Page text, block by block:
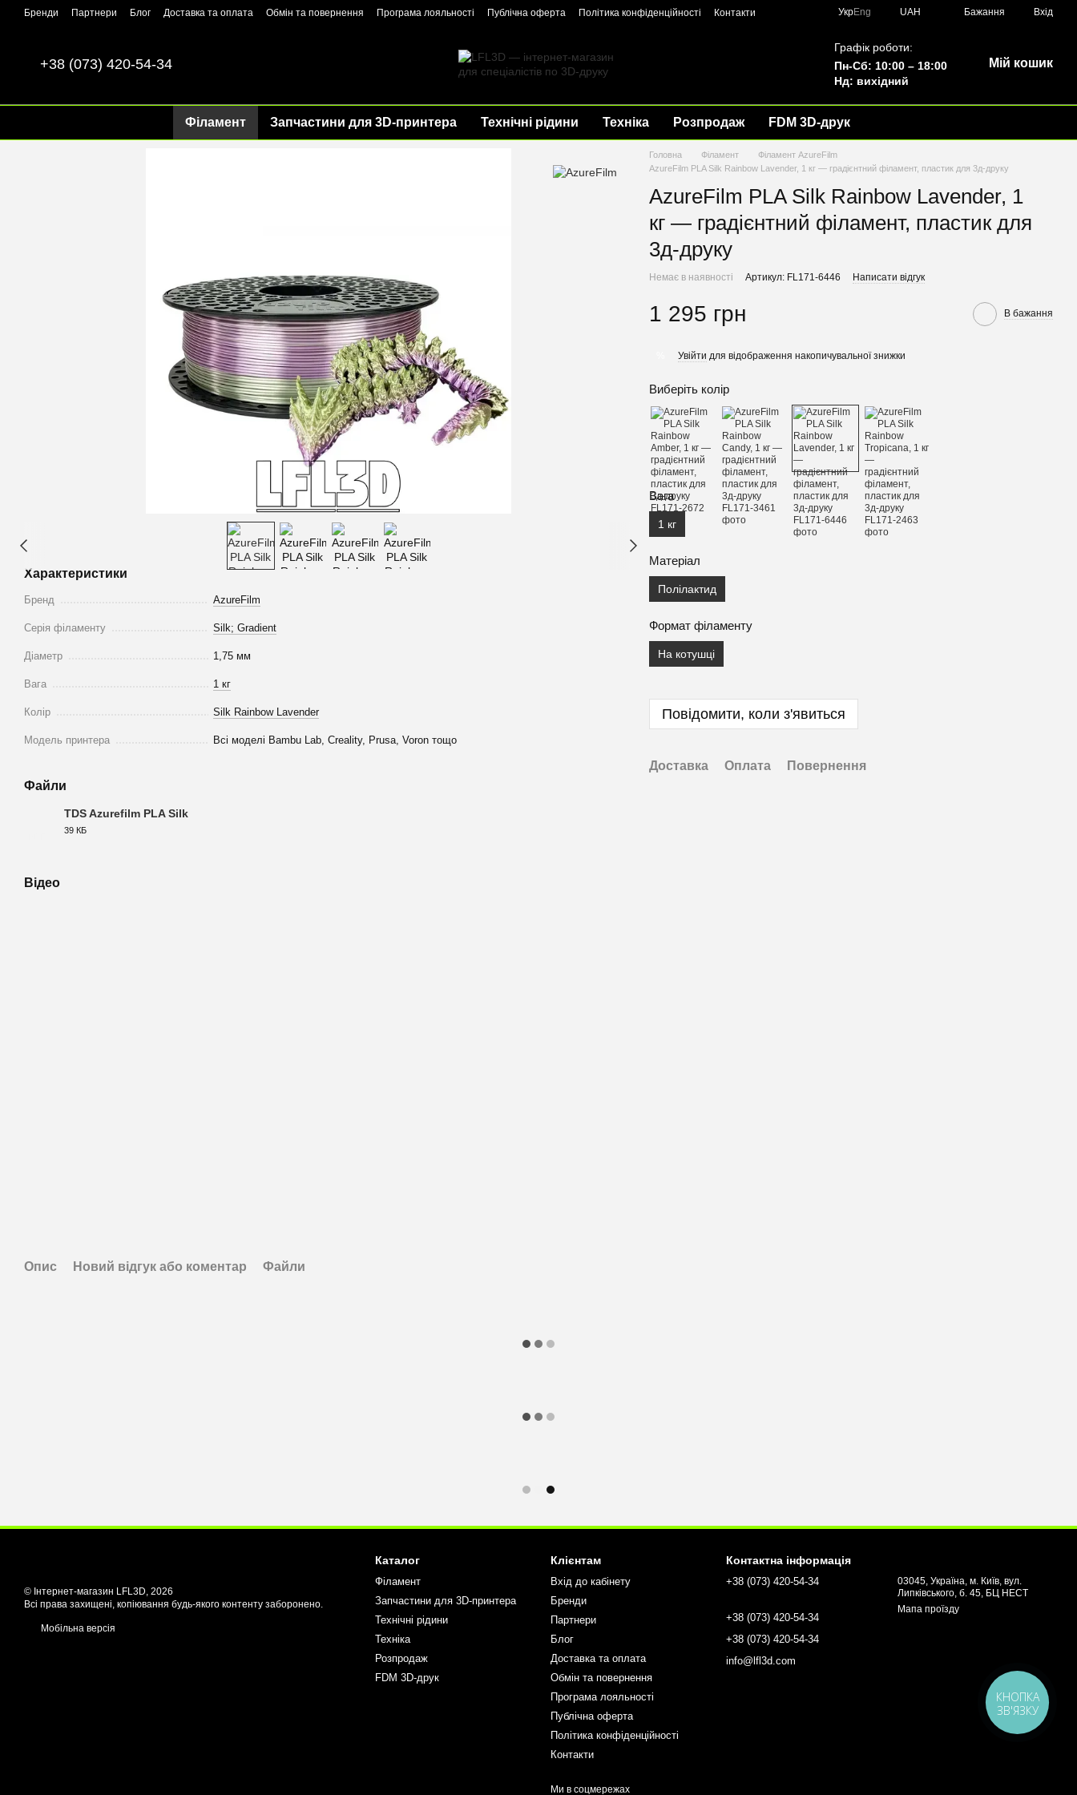
Перейти до основного контенту
Бренди Партнери Блог Доставка та оплата Обмін та повернення Програма лояльності Публічна оферта Політика конфіденційності Контакти УкрEng UAH Бажання Вхід
+38 (073) 420-54-34
Графік роботи:
Пн-Сб: 10:00 – 18:00
Нд: вихідний
Мій кошик
Філамент Запчастини для 3D-принтера Технічні рідини Техніка Розпродаж FDM 3D-друк
Характеристики
Бренд AzureFilm
Серія філаменту Silk; Gradient
Діаметр 1,75 мм
Вага 1 кг
Колір Silk Rainbow Lavender
Модель принтера Всі моделі Bambu Lab, Creality, Prusa, Voron тощо
Файли
TDS Azurefilm PLA Silk
39 КБ
Відео
Головна Філамент
Філамент AzureFilm
AzureFilm PLA Silk Rainbow Lavender, 1 кг — градієнтний філамент, пластик для 3д-друку
AzureFilm PLA Silk Rainbow Lavender, 1
кг — градієнтний філамент, пластик для
3д-друку
Немає в наявності Артикул: FL171-6446 Написати відгук
1 295 грн В бажання
Увійти для відображення накопичувальної знижки
Виберіть колір
Вага
1 кг
Матеріал
Полілактид
Формат філаменту
На котушці
Повідомити, коли з'явиться
Доставка Оплата Повернення
Опис Новий відгук або коментар Файли
© Інтернет-магазин LFL3D, 2026
Всі права захищені, копіювання будь-якого контенту заборонено.
Мобільна версія
Каталог
Філамент
Запчастини для 3D-принтера
Технічні рідини
Техніка
Розпродаж
FDM 3D-друк
Клієнтам
Вхід до кабінету
Бренди
Партнери
Блог
Доставка та оплата
Обмін та повернення
Програма лояльності
Публічна оферта
Політика конфіденційності
Контакти
Ми в соцмережах
Контактна інформація
+38 (073) 420-54-34
+38 (073) 420-54-34
+38 (073) 420-54-34
info@lfl3d.com
03045, Україна, м. Київ, вул.
Липківського, б. 45, БЦ НЕСТ
Мапа проїзду
КНОПКА
ЗВ'ЯЗКУ